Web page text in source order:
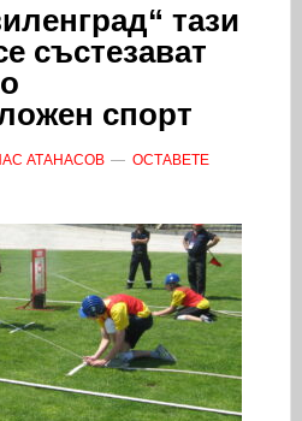
тази
състезават
спорт
АТАНАСОВ
ОСТАВЕТЕ